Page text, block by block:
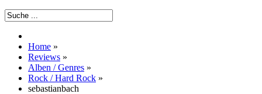
Home »
Reviews »
Alben / Genres »
Rock / Hard Rock »
sebastianbach